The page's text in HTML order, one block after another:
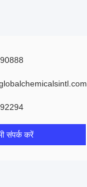
संपर्क करें